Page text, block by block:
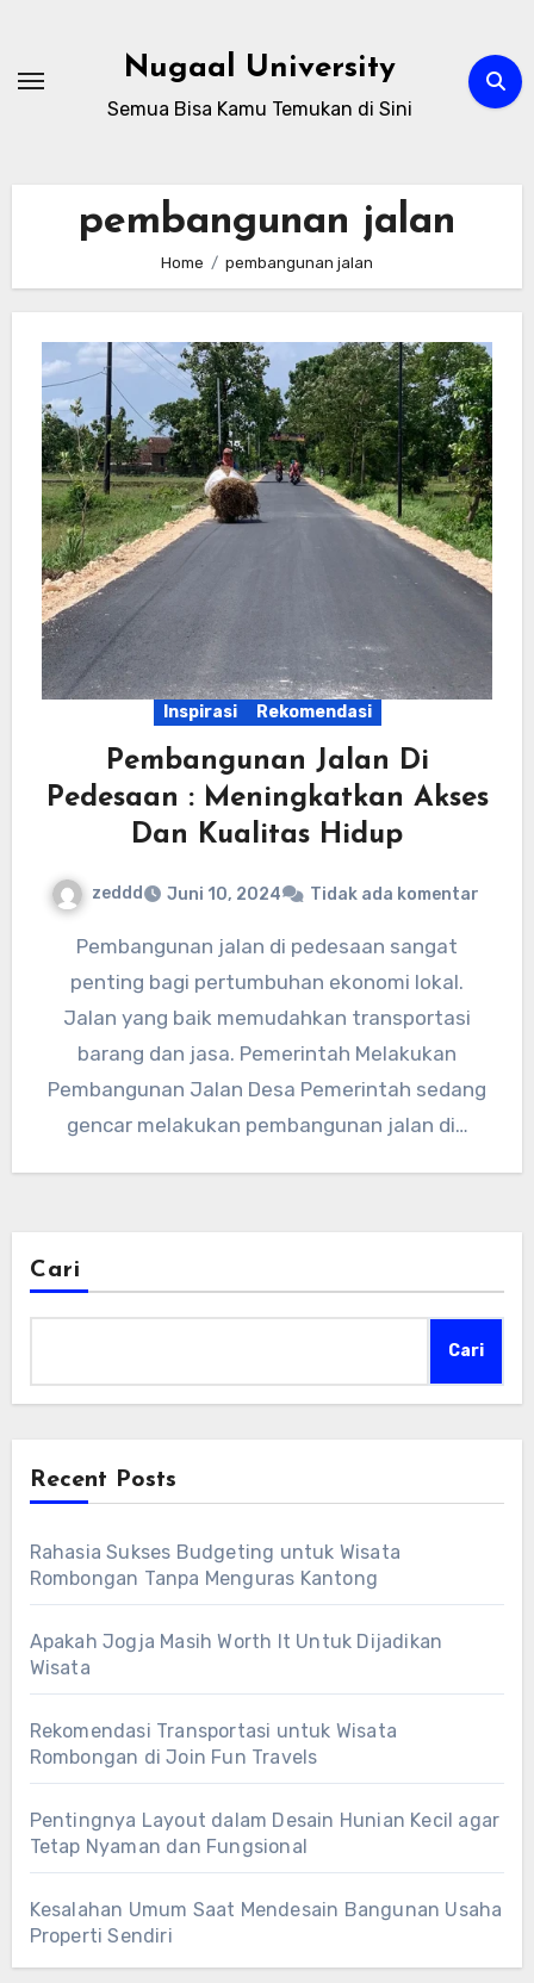
content
Nugaal University
Semua Bisa Kamu Temukan di Sini
pembangunan jalan
Home pembangunan jalan
Inspirasi Rekomendasi
Pembangunan Jalan Di
Pedesaan : Meningkatkan Akses
Dan Kualitas Hidup
zeddd Juni 10, 2024 Tidak ada komentar
Pembangunan jalan di pedesaan sangat
penting bagi pertumbuhan ekonomi lokal.
Jalan yang baik memudahkan transportasi
barang dan jasa. Pemerintah Melakukan
Pembangunan Jalan Desa Pemerintah sedang
gencar melakukan pembangunan jalan di…
Cari
Cari
Recent Posts
Rahasia Sukses Budgeting untuk Wisata
Rombongan Tanpa Menguras Kantong
Apakah Jogja Masih Worth It Untuk Dijadikan
Wisata
Rekomendasi Transportasi untuk Wisata
Rombongan di Join Fun Travels
Pentingnya Layout dalam Desain Hunian Kecil agar
Tetap Nyaman dan Fungsional
Kesalahan Umum Saat Mendesain Bangunan Usaha
Properti Sendiri